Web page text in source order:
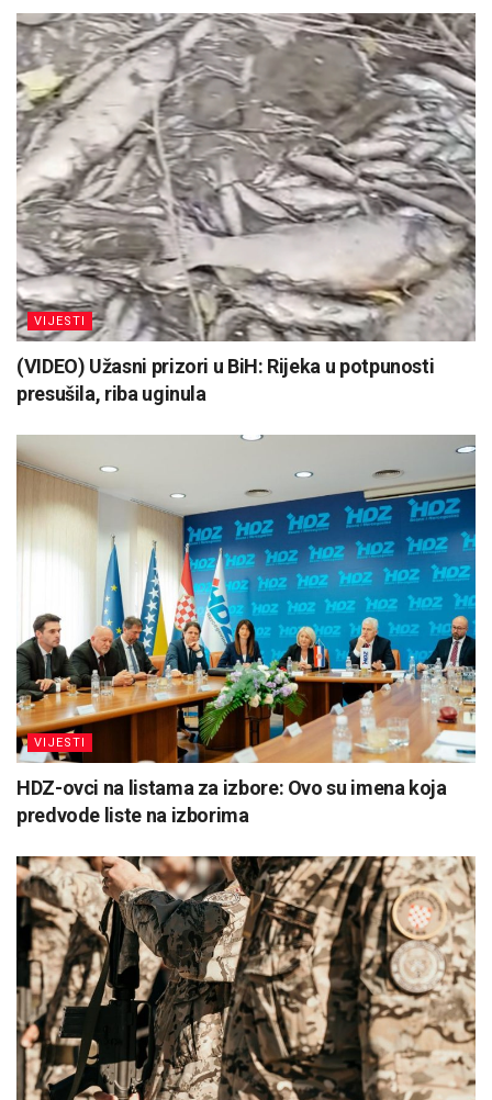
VIJESTI
(VIDEO) Užasni prizori u BiH: Rijeka u potpunosti
presušila, riba uginula
VIJESTI
HDZ-ovci na listama za izbore: Ovo su imena koja
predvode liste na izborima